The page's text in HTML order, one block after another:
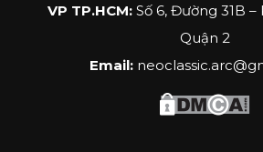
VP TP.HCM:Số 6, Đường 31B –
Quận 2
Email: